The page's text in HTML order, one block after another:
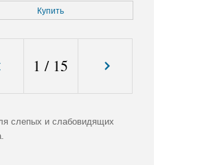
Купить
1 / 15
слепых и слабовидящих